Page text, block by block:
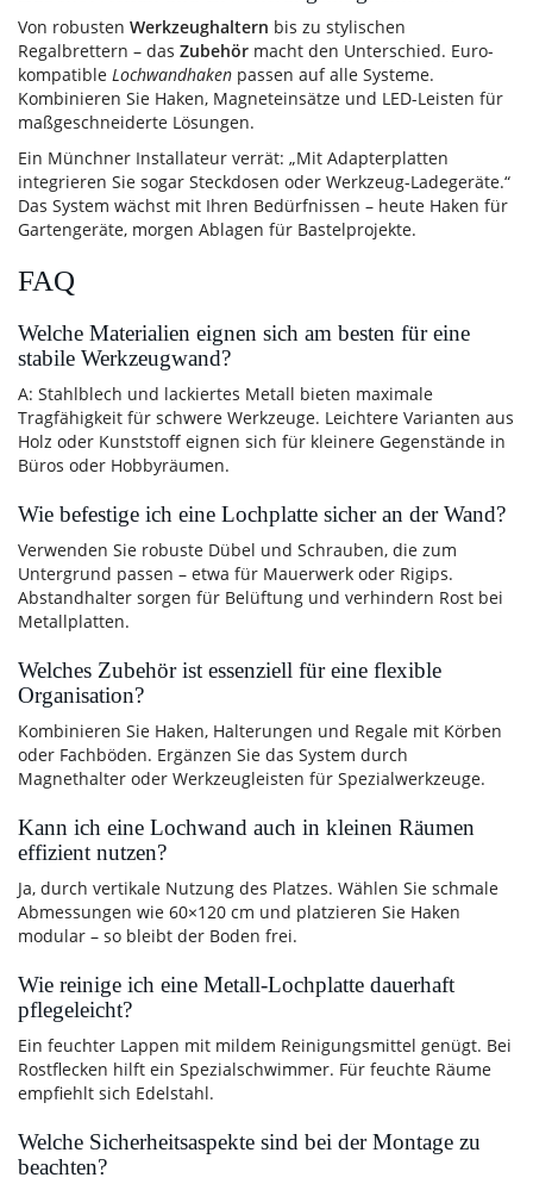
Von robusten Werkzeughaltern bis zu stylischen
Regalbrettern – das Zubehör macht den Unterschied. Euro-
kompatible Lochwandhaken passen auf alle Systeme.
Kombinieren Sie Haken, Magneteinsätze und LED-Leisten für
maßgeschneiderte Lösungen.
Ein Münchner Installateur verrät: „Mit Adapterplatten
integrieren Sie sogar Steckdosen oder Werkzeug-Ladegeräte.“
Das System wächst mit Ihren Bedürfnissen – heute Haken für
Gartengeräte, morgen Ablagen für Bastelprojekte.
FAQ
Welche Materialien eignen sich am besten für eine
stabile Werkzeugwand?
A: Stahlblech und lackiertes Metall bieten maximale
Tragfähigkeit für schwere Werkzeuge. Leichtere Varianten aus
Holz oder Kunststoff eignen sich für kleinere Gegenstände in
Büros oder Hobbyräumen.
Wie befestige ich eine Lochplatte sicher an der Wand?
Verwenden Sie robuste Dübel und Schrauben, die zum
Untergrund passen – etwa für Mauerwerk oder Rigips.
Abstandhalter sorgen für Belüftung und verhindern Rost bei
Metallplatten.
Welches Zubehör ist essenziell für eine flexible
Organisation?
Kombinieren Sie Haken, Halterungen und Regale mit Körben
oder Fachböden. Ergänzen Sie das System durch
Magnethalter oder Werkzeugleisten für Spezialwerkzeuge.
Kann ich eine Lochwand auch in kleinen Räumen
effizient nutzen?
Ja, durch vertikale Nutzung des Platzes. Wählen Sie schmale
Abmessungen wie 60×120 cm und platzieren Sie Haken
modular – so bleibt der Boden frei.
Wie reinige ich eine Metall-Lochplatte dauerhaft
pflegeleicht?
Ein feuchter Lappen mit mildem Reinigungsmittel genügt. Bei
Rostflecken hilft ein Spezialschwimmer. Für feuchte Räume
empfiehlt sich Edelstahl.
Welche Sicherheitsaspekte sind bei der Montage zu
beachten?